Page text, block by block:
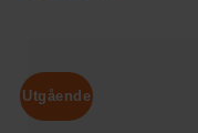
Utgående